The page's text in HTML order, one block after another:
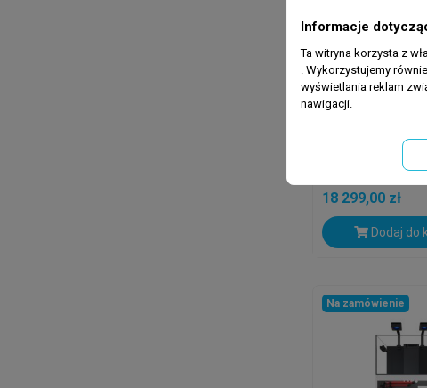
RED SEA REEFER
Red Sea
MAX Zestaw
Białą Szafką
18 299,00 zł
Dodaj do
Na zamówienie
Informacje
Ta witryna korzysta z
. Wykorzystujemy
wyświetlania reklam
nawigacji.